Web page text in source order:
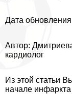
Дата
Автор:
кардиолог
Из этой статьи
начале